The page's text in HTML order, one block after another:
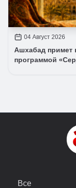
04 Август 2026
Ашхабад примет
программой
Все